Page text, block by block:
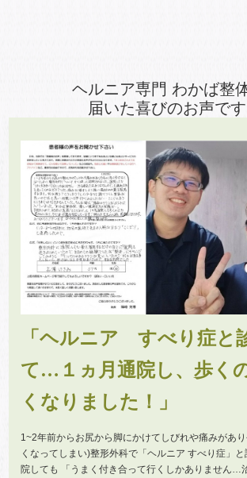
ヘルニア専門 わかば整
届いた喜びのお声です
「ヘルニア すべり症と
て…１ヵ月通院し、歩く
くなりました！」
1~2年前からお尻から脚にかけてしびれや痛みがあ
くなってしまい)整形外科で「ヘルニア すべり症」
院しても 「うまく付き合って行くしかありません…